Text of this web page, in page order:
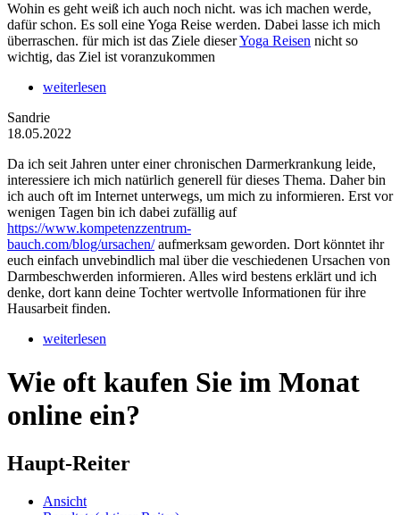
Wohin es geht weiß ich auch noch nicht. was ich machen werde,
dafür schon. Es soll eine Yoga Reise werden. Dabei lasse ich mich
überraschen. für mich ist das Ziele dieserYoga Reisen nicht so
wichtig, das Ziel ist voranzukommen
weiterlesen
Sandrie
18.05.2022
Da ich seit Jahren unter einer chronischen Darmerkrankung leide,
interessiere ich mich natürlich generell für dieses Thema. Daher bin
ich auch oft im Internet unterwegs, um mich zu informieren. Erst vor
wenigen Tagen bin ich dabei zufällig auf
https://www.kompetenzzentrum-
bauch.com/blog/ursachen/aufmerksam geworden. Dort könntet ihr
euch einfach unvebindlich mal über die veschiedenen Ursachen von
Darmbeschwerden informieren. Alles wird bestens erklärt und ich
denke, dort kann deine Tochter wertvolle Informationen für ihre
Hausarbeit finden.
weiterlesen
Wie oft kaufen Sie im Monat
online ein?
Haupt-Reiter
Ansicht